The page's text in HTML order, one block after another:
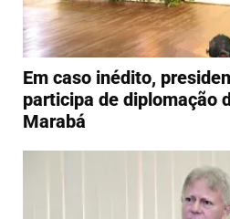
Em caso inédito,
participa de diplomação
Marabá